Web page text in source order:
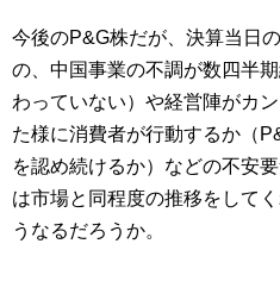
今後のP&G株だが、決算当日
の、中国事業の不調が数四半
わっていない）や経営陣がカ
た様に消費者が行動するか（
を認め続けるか）などの不安
は市場と同程度の推移をして
うなるだろうか。